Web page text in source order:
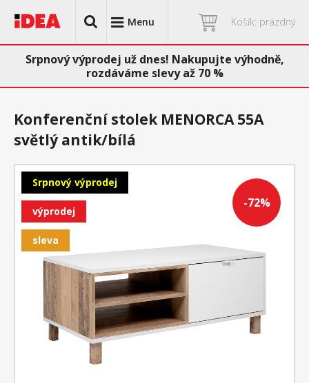
Menu Košík: prázdný
Srpnový výprodej už dnes! Nakupujte výhodně,
rozdáváme slevy až 70 %
-72%
Srpnový výprodej
výprodej
sleva
Konferenční stolek MENORCA 55A
světlý antik/bílá